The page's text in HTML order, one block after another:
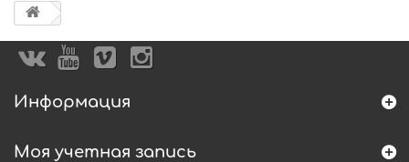
Информация
Моя учетная запись